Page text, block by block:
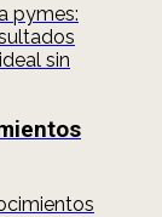
pymes:
sin